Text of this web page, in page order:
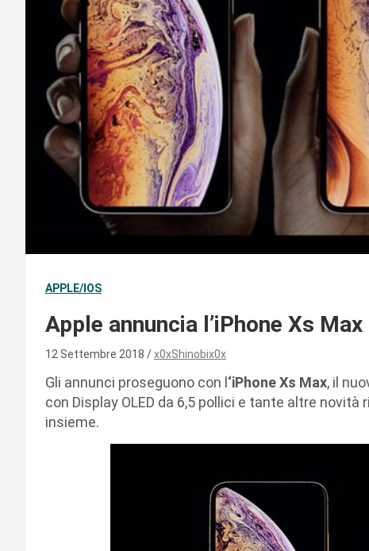
APPLE/IOS
Apple annuncia l’iPhone Xs Max
12 Settembre 2018 x0xShinobix0x
Gli annunci proseguono con l ‘iPhone Xs Max, il
con Display OLED da 6,5 pollici e tante altre
insieme.